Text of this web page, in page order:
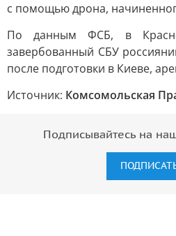
с помощью дрона,
По данным ФСБ, в
завербованный СБУ
после подготовки в Киеве,
Источник: Комсомольская
Подписывайтесь на